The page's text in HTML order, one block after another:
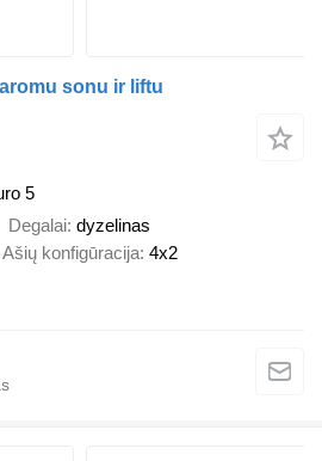
sonu ir liftu
5
Degalai dyzelinas
Ašių konfigūracija 4x2